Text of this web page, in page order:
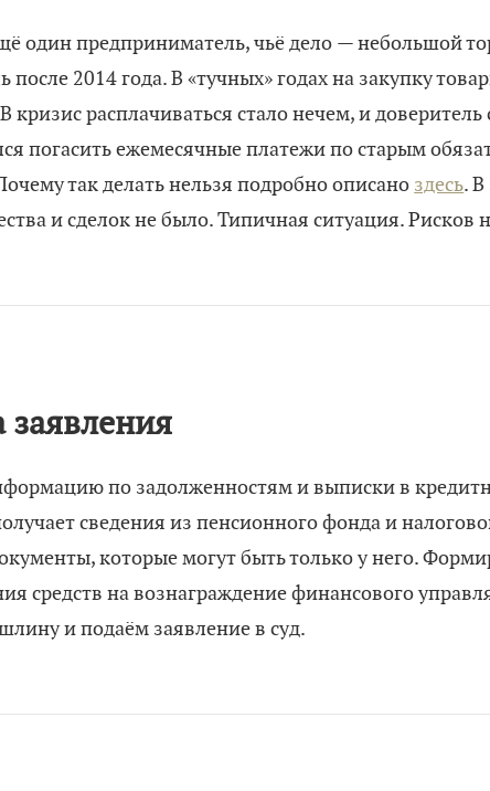
один предприниматель, чьё дело — небольшой
2014 года. В «тучных» годах на закупку
кризис расплачиваться стало нечем, и
погасить ежемесячные платежи по старым
так делать нельзя подробно описано здесь.
и сделок не было. Типичная ситуация. Рисков
заявления
по задолженностям и выписки в
сведения из пенсионного фонда и
которые могут быть только у него.
средств на вознаграждение финансового
и подаём заявление в суд.